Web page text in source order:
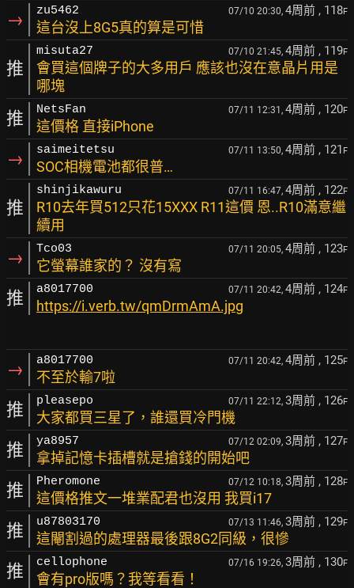
→ zu5462 07/10 20:30, 4周前 , 118F
這台沒上8G5真的算是可惜
推
misuta27 07/10 21:45, 4周前 , 119F
會買這個牌子的大多用戶 應該也沒在意晶片用是
哪塊
推 NetsFan 07/11 12:31, 4周前 , 120F
這價格 直接iPhone
→ saimeitetsu 07/11 13:50, 4周前 , 121 F
SOC相機電池都很普…
推
shinjikawuru 07/11 16:47, 4周前 , 122F
R10去年買512只花15XXX R11這價 恩..R10滿意繼
續用
→ Tco03 07/11 20:05, 4周前 , 123F
它螢幕誰家的？ 沒有寫
推 a8017700 07/11 20:42, 4周前 , 124F
https://i.verb.tw/qmDrmAmA.jpg
→ a8017700 07/11 20:42, 4周前 , 125F
不至於輸7啦
推 pleasepo 07/11 22:12, 3周前 , 126F
大家都買三星了，誰還買冷門機
推 ya8957 07/12 02:09, 3周前 , 127F
拿掉記憶卡插槽就是搶錢的開始吧
推 Pheromone 07/12 10:18, 3周前 , 128F
這價格推文一堆業配君也沒用 我買i17
推 u87803170 07/13 11:46, 3周前 , 129F
這閹割過的處理器最後跟8G2同級，很慘
推 cellophone 07/16 19:26, 3周前 , 130F
會有pro版嗎？我等看看！